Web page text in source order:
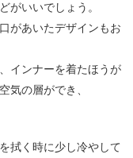
がいいでしょう。
があいたデザインもお
インナーを着たほうが
気の層ができ、
拭く時に少し冷やして